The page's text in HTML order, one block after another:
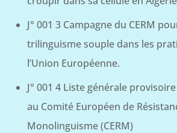
J° 001 3 Campagne du CERM
trilinguisme souple dans les
l’Union Européenne.
J° 001 4 Liste générale
au Comité Européen de
Monolinguisme (CERM)